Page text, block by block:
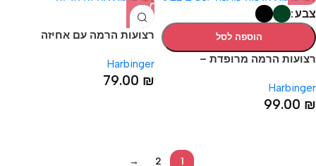
צבע
הוספה לסל
רצועות הרמה מרופדת –
STRAPS
Harbinger
99.00 ₪
רצועות הרמה עם אחיזה
GRIP LIFTING STRAPS
Harbinger
79.00 ₪
1
2
→